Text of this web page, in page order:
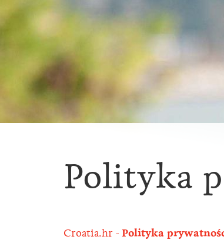
Polityka
Croatia.hr Polityka